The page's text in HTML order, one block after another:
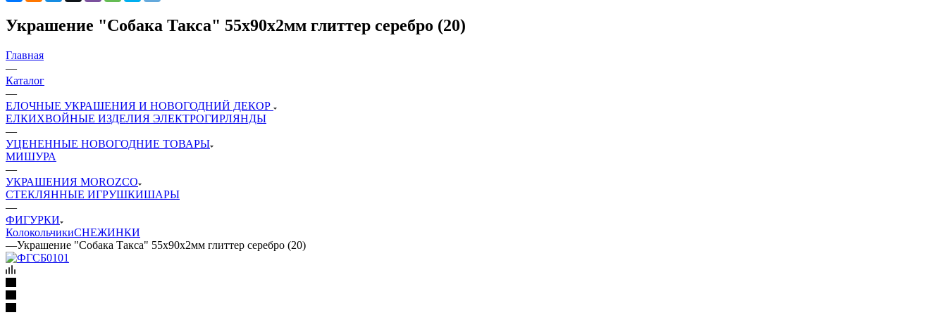
Украшение "Собака Такса" 55х90х2мм глиттер серебро (20)
Главная
—
Каталог
—
ЕЛОЧНЫЕ УКРАШЕНИЯ И НОВОГОДНИЙ ДЕКОР
ЕЛКИХВОЙНЫЕ ИЗДЕЛИЯ ЭЛЕКТРОГИРЛЯНДЫ
—
УЦЕНЕННЫЕ НОВОГОДНИЕ ТОВАРЫ
МИШУРА
—
УКРАШЕНИЯ MOROZCO
СТЕКЛЯННЫЕ ИГРУШКИШАРЫ
—
ФИГУРКИ
КолокольчикиСНЕЖИНКИ
—Украшение "Собака Такса" 55х90х2мм глиттер серебро (20)